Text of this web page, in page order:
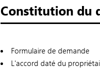
Constitution du
Formulaire de demande
L'accord daté du